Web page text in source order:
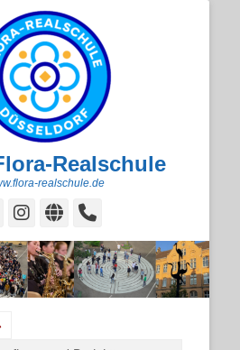
Realschule
realschule.de
Instagram
Website
Handset